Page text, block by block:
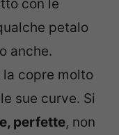
con le
petalo
anche.
copre molto
sue curve. Si
perfette, non